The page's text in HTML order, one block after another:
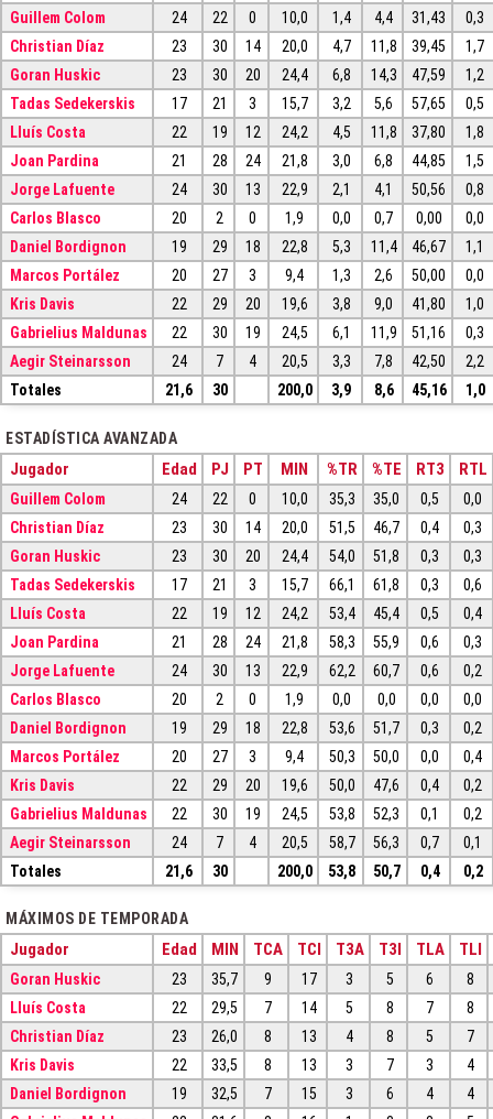
Guillem Colom 24 22 0 10,0 1,4 4,4 31,43
0,3
Christian Díaz
23 30 14 20,0 4,7 11,8 39,45
1,7
Goran Huskic
23 30 20 24,4 6,8 14,3 47,59
1,2
Tadas Sedekerskis
17 21 3 15,7 3,2 5,6 57,65
0,5
Lluís Costa
22 19 12 24,2 4,5 11,8 37,80
1,8
Joan Pardina
21 28 24 21,8 3,0 6,8 44,85
1,5
Jorge Lafuente
24 30 13 22,9 2,1 4,1 50,56
0,8
Carlos Blasco
20 2 0 1,9 0,0 0,7 0,00
0,0
Daniel Bordignon
19 29 18 22,8 5,3 11,4 46,67
1,1
Marcos Portález
20 27 3 9,4 1,3 2,6 50,00
0,0
Kris Davis
22 29 20 19,6 3,8 9,0 41,80
1,0
Gabrielius Maldunas
22 30 19 24,5 6,1 11,9 51,16
0,3
Aegir Steinarsson
24 7 4 20,5 3,3 7,8 42,50
2,2
Totales
21,6 30 200,0 3,9 8,6 45,16 1,0
ESTADÍSTICA AVANZADA
Jugador Edad PJ PT MIN %TR %TE RT3 RTL
Guillem Colom 24 22 0 10,0 35,3 35,0 0,5
0,0
Christian Díaz
23 30 14 20,0 51,5 46,7 0,4
0,3
Goran Huskic
23 30 20 24,4 54,0 51,8 0,3
0,3
Tadas Sedekerskis
17 21 3 15,7 66,1 61,8 0,3
0,6
Lluís Costa
22 19 12 24,2 53,4 45,4 0,5
0,4
Joan Pardina
21 28 24 21,8 58,3 55,9 0,6
0,3
Jorge Lafuente
24 30 13 22,9 62,2 60,7 0,6
0,2
Carlos Blasco
20 2 0 1,9 0,0 0,0 0,0
0,0
Daniel Bordignon
19 29 18 22,8 53,6 51,7 0,3
0,2
Marcos Portález
20 27 3 9,4 50,3 50,0 0,0
0,4
Kris Davis
22 29 20 19,6 50,0 47,6 0,4
0,2
Gabrielius Maldunas
22 30 19 24,5 53,8 52,3 0,1
0,2
Aegir Steinarsson
24 7 4 20,5 58,7 56,3 0,7
0,1
Totales
21,6 30 200,0 53,8 50,7 0,4 0,2
MÁXIMOS DE TEMPORADA
Jugador Edad MIN TCA TCI T3A T3I TLA TLI
Goran Huskic 23 35,7 9 17 3 5 6
8
Lluís Costa
22 29,5 7 14 5 8 7
8
Christian Díaz
23 26,0 8 13 4 8 5
7
Kris Davis
22 33,5 8 13 3 7 3
4
Daniel Bordignon
19 32,5 7 15 3 6 4
4